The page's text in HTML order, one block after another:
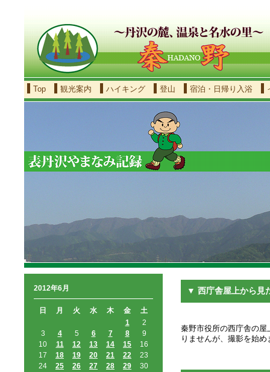
Top 観光案内 ハイキング 登山 宿泊・日帰り入浴
2012年6月
日 月 火 水 木 金
土
1
2
3
4 5 6 7 8
9
10
11 12 13 14 15
16
17
18 19 20 21 22
23
24
25 26 27 28 29 30
▼ 西庁舎屋上から見
秦野市役所の西庁舎の
りませんが、撮影を始